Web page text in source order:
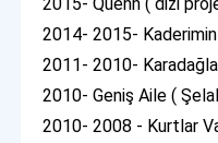
2014- 2015- Kaderimin
2011- 2010-
2010- Geniş Aile (
2010- 2008 - Kurtlar